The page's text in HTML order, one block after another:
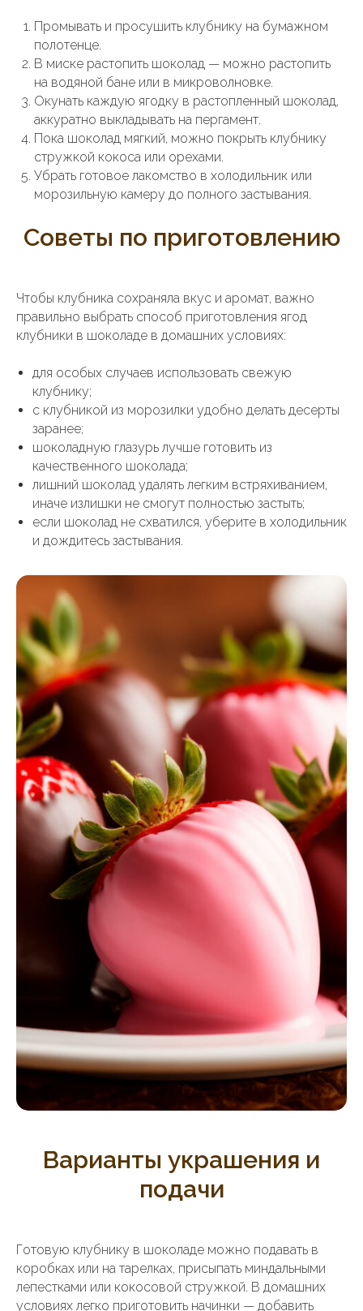
Промывать и просушить клубнику на бумажном
полотенце.
В миске растопить шоколад — можно растопить
на водяной бане или в микроволновке.
Окунать каждую ягодку в растопленный шоколад,
аккуратно выкладывать на пергамент.
Пока шоколад мягкий, можно покрыть клубнику
стружкой кокоса или орехами.
Убрать готовое лакомство в холодильник или
морозильную камеру до полного застывания.
Советы по приготовлению
Чтобы клубника сохраняла вкус и аромат, важно
правильно выбрать способ приготовления ягод
клубники в шоколаде в домашних условиях:
для особых случаев использовать свежую
клубнику;
с клубникой из морозилки удобно делать десерты
заранее;
шоколадную глазурь лучше готовить из
качественного шоколада;
лишний шоколад удалять легким встряхиванием,
иначе излишки не смогут полностью застыть;
если шоколад не схватился, уберите в холодильник
и дождитесь застывания.
Варианты украшения и
подачи
Готовую клубнику в шоколаде можно подавать в
коробках или на тарелках, присыпать миндальными
лепестками или кокосовой стружкой. В домашних
условиях легко приготовить начинки — добавить